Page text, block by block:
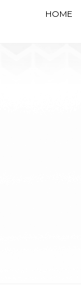
HOME